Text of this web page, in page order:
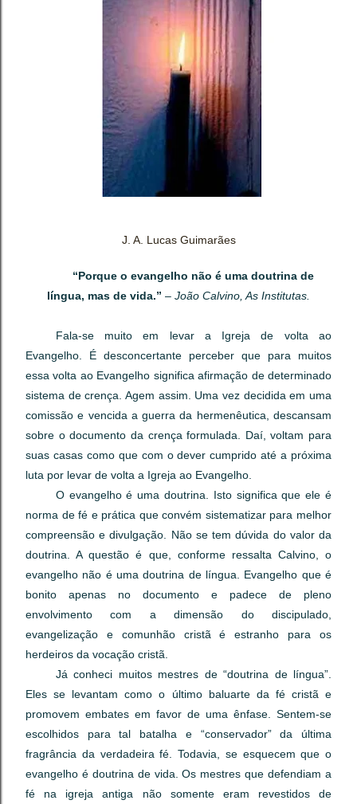
J. A. Lucas Guimarães
“Porque o evangelho não é uma doutrina de
língua, mas de vida.” – João Calvino, As Institutas.
Fala-se muito em levar a Igreja de volta ao
Evangelho. É desconcertante perceber que para muitos
essa volta ao Evangelho significa afirmação de determinado
sistema de crença. Agem assim. Uma vez decidida em uma
comissão e vencida a guerra da hermenêutica, descansam
sobre o documento da crença formulada. Daí, voltam para
suas casas como que com o dever cumprido até a próxima
luta por levar de volta a Igreja ao Evangelho.
O evangelho é uma doutrina. Isto significa que ele é
norma de fé e prática que convém sistematizar para melhor
compreensão e divulgação. Não se tem dúvida do valor da
doutrina. A questão é que, conforme ressalta Calvino, o
evangelho não é uma doutrina de língua. Evangelho que é
bonito apenas no documento e padece de pleno
envolvimento com a dimensão do discipulado,
evangelização e comunhão cristã é estranho para os
herdeiros da vocação cristã.
Já conheci muitos mestres de “doutrina de língua”.
Eles se levantam como o último baluarte da fé cristã e
promovem embates em favor de uma ênfase. Sentem-se
escolhidos para tal batalha e “conservador” da última
fragrância da verdadeira fé. Todavia, se esquecem que o
evangelho é doutrina de vida. Os mestres que defendiam a
fé na igreja antiga não somente eram revestidos de